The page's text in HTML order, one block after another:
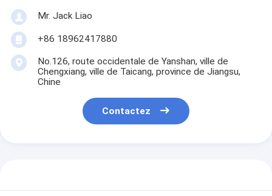
Mr. Jack Liao
+86 18962417880
No.126, route occidentale de Yanshan, ville de
Chengxiang, ville de Taicang, province de Jiangsu,
Chine
Contactez